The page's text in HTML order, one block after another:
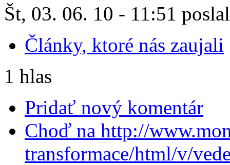
Št, 03. 06. 10 - 11:51
Články, ktoré nás zaujali
1 hlas
Pridať nový komentár
Choď na http://
transformace/html/v/